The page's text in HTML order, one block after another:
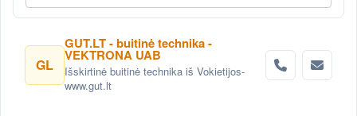
GL
GUT.LT - buitinė technika -
VEKTRONA UAB
Išskirtinė buitinė technika iš Vokietijos-
www.gut.lt